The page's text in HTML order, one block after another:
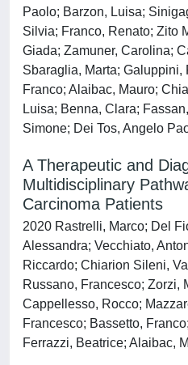
Paolo; Barzon, Luisa;
Silvia; Franco, Renato; Zito
Giada; Zamuner, Carolina;
Sbaraglia, Marta; Galuppini,
Franco; Alaibac, Mauro;
Luisa; Benna, Clara;
Simone; Dei Tos, Angelo
A Therapeutic and
Multidisciplinary
Carcinoma Patients
2020 Rastrelli, Marco; Del
Alessandra; Vecchiato,
Riccardo; Chiarion Sileni,
Russano, Francesco; Zorzi,
Cappellesso, Rocco;
Francesco; Bassetto,
Ferrazzi, Beatrice; Alaibac,